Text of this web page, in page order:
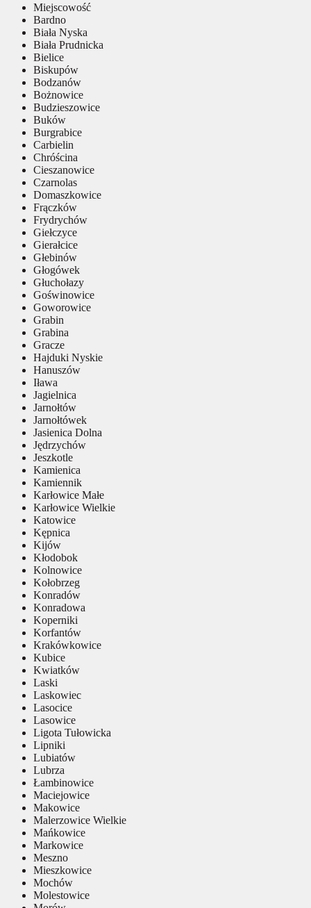
Miejscowość
Bardno
Biała Nyska
Biała Prudnicka
Bielice
Biskupów
Bodzanów
Bożnowice
Budzieszowice
Buków
Burgrabice
Carbielin
Chróścina
Cieszanowice
Czarnolas
Domaszkowice
Frączków
Frydrychów
Giełczyce
Gierałcice
Głebinów
Głogówek
Głuchołazy
Goświnowice
Goworowice
Grabin
Grabina
Gracze
Hajduki Nyskie
Hanuszów
Iława
Jagielnica
Jarnołtów
Jarnołtówek
Jasienica Dolna
Jędrzychów
Jeszkotle
Kamienica
Kamiennik
Karłowice Małe
Karłowice Wielkie
Katowice
Kępnica
Kijów
Kłodobok
Kolnowice
Kołobrzeg
Konradów
Konradowa
Koperniki
Korfantów
Krakówkowice
Kubice
Kwiatków
Laski
Laskowiec
Lasocice
Lasowice
Ligota Tułowicka
Lipniki
Lubiatów
Lubrza
Łambinowice
Maciejowice
Makowice
Malerzowice Wielkie
Mańkowice
Markowice
Meszno
Mieszkowice
Mochów
Molestowice